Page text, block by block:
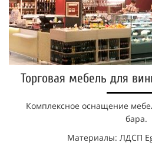
Торговая мебель для
Комплексное оснащение
бара.
Материалы: ЛДСП